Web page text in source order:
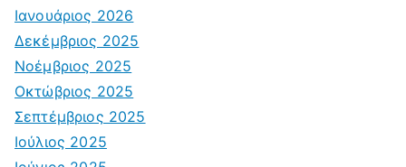
Ιανουάριος 2026
Δεκέμβριος 2025
Νοέμβριος 2025
Οκτώβριος 2025
Σεπτέμβριος 2025
Ιούλιος 2025